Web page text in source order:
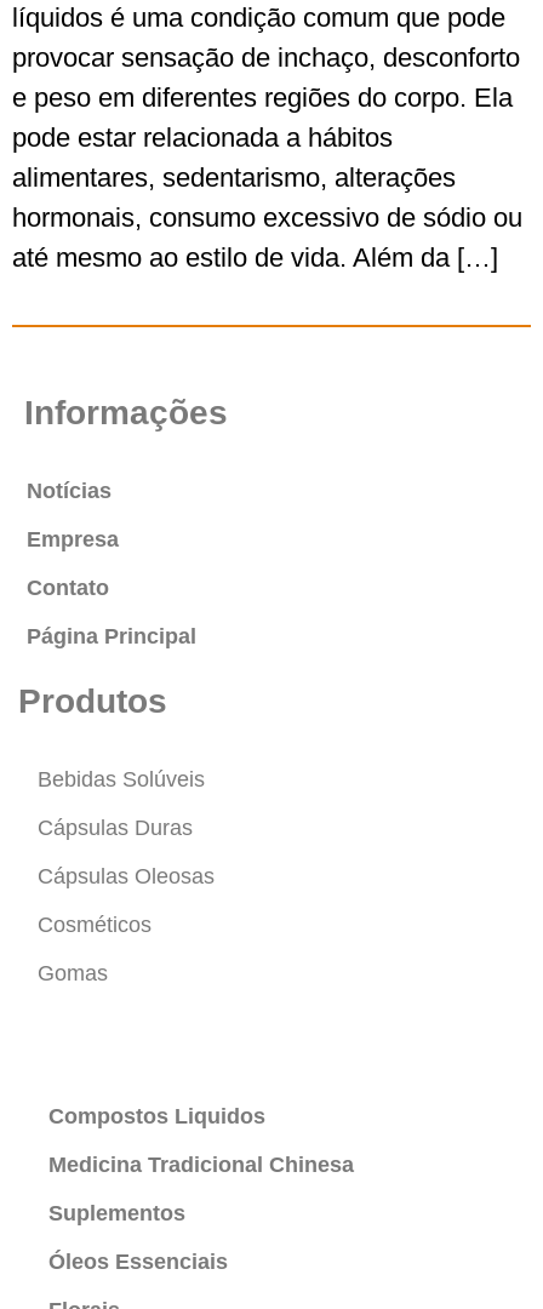
líquidos é uma condição comum que pode
provocar sensação de inchaço, desconforto
e peso em diferentes regiões do corpo. Ela
pode estar relacionada a hábitos
alimentares, sedentarismo, alterações
hormonais, consumo excessivo de sódio ou
até mesmo ao estilo de vida. Além da […]
Informações
Notícias
Empresa
Contato
Página Principal
Produtos
Bebidas Solúveis
Cápsulas Duras
Cápsulas Oleosas
Cosméticos
Gomas
Compostos Liquidos
Medicina Tradicional Chinesa
Suplementos
Óleos Essenciais